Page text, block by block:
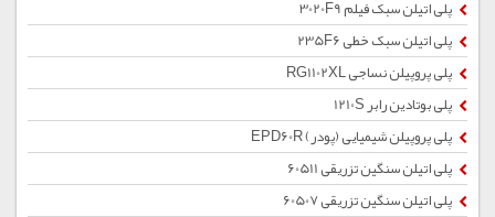
پلی اتیلن سبک فیلم 3020F9
پلی اتیلن سبک خطی 235F6
پلی پروپیلن نساجی RG1102XL
پلی بوتادین رابر 1210S
پلی پروپیلن شیمیایی (پودر) EPD60R
پلی اتیلن سنگین تزریقی 60511
پلی اتیلن سنگین تزریقی 60507